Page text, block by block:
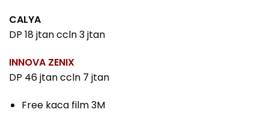
CALYA
DP 18 jtan ccln 3 jtan
INNOVA ZENIX
DP 46 jtan ccln 7 jtan
Free kaca film 3M